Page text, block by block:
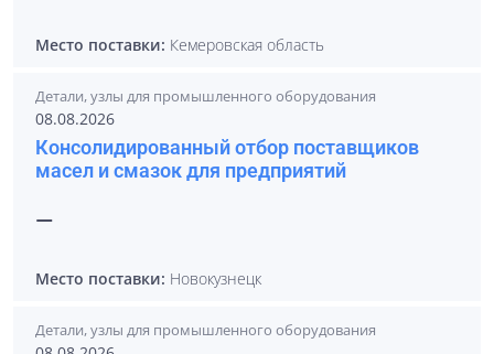
Место поставки: Кемеровская область
Детали, узлы для промышленного оборудования
08.08.2026
Консолидированный отбор поставщиков
масел и смазок для предприятий
—
Место поставки: Новокузнецк
Детали, узлы для промышленного оборудования